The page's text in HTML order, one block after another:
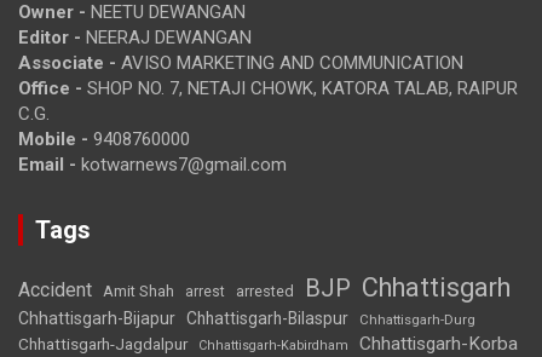
Owner - NEETU DEWANGAN
Editor - NEERAJ DEWANGAN
Associate - AVISO MARKETING AND COMMUNICATION
Office - SHOP NO. 7, NETAJI CHOWK, KATORA TALAB, RAIPUR
C.G.
Mobile - 9408760000
Email - kotwarnews7@gmail.com
Tags
Accident Amit Shah arrest arrested BJP Chhattisgarh
Chhattisgarh-Bijapur Chhattisgarh-Bilaspur Chhattisgarh-Durg
Chhattisgarh-Jagdalpur Chhattisgarh-Kabirdham Chhattisgarh-Korba